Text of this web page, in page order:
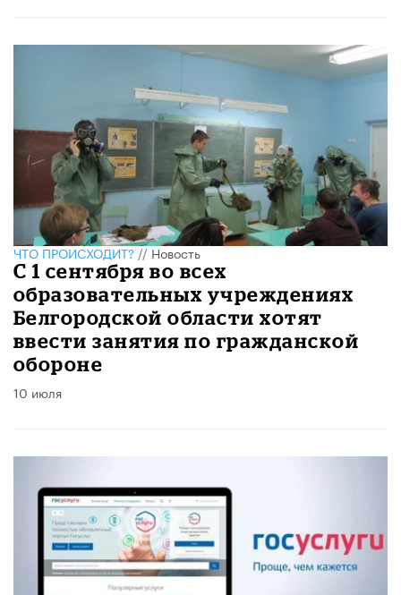
ЧТО ПРОИСХОДИТ?//Новость
С 1 сентября во всех
образовательных учреждениях
Белгородской области хотят
ввести занятия по гражданской
обороне
10 июля